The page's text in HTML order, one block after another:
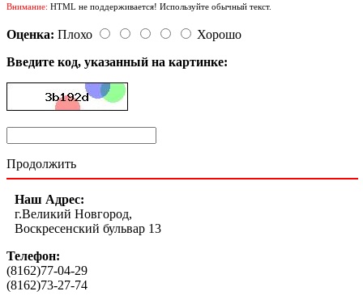
Внимание: HTML не поддерживается! Используйте обычный текст.
Оценка: Плохо
Хорошо
Введите код, указанный на картинке:
Продолжить
Наш Адрес:
г.Великий Новгород,
Воскресенский бульвар 13
Телефон:
(8162)77-04-29
(8162)73-27-74